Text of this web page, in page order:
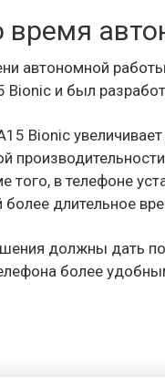
время
автономной
и был
Bionic
того, в телефоне
длительное
должны дать
более